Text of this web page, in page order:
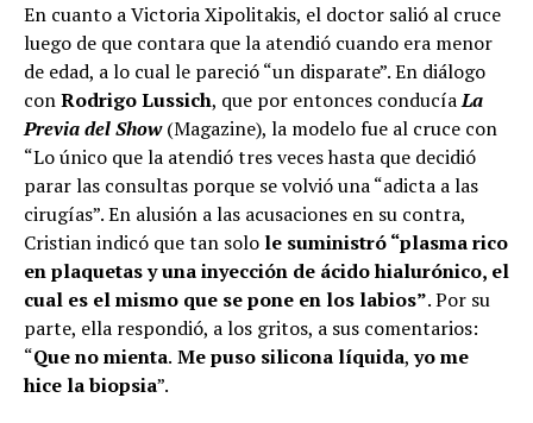
En cuanto a Victoria Xipolitakis, el doctor salió al cruce
luego de que contara que la atendió cuando era menor
de edad, a lo cual le pareció “un disparate”. En diálogo
conRodrigo Lussich, que por entonces conducíaLa
Previa del Show (Magazine), la modelo fue al cruce con
“Lo único que la atendió tres veces hasta que decidió
parar las consultas porque se volvió una “adicta a las
cirugías”. En alusión a las acusaciones en su contra,
Cristian indicó que tan solo le suministró “plasma rico
en plaquetas y una inyección de ácido hialurónico, el
cual es el mismo que se pone en los labios”. Por su
parte, ella respondió, a los gritos, a sus comentarios:
“Que no mienta. Me puso silicona líquida,yo me
hice la biopsia”.